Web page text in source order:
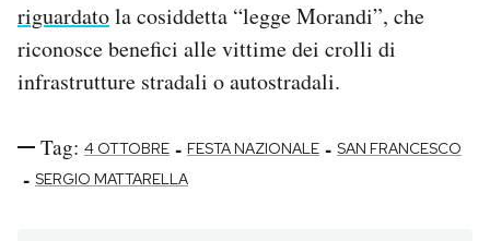
riguardatola cosiddetta “legge Morandi”, che
riconosce benefici alle vittime dei crolli di
infrastrutture stradali o autostradali.
Tag: 4 OTTOBRE - FESTA NAZIONALE - SAN FRANCESCO
- SERGIO MATTARELLA